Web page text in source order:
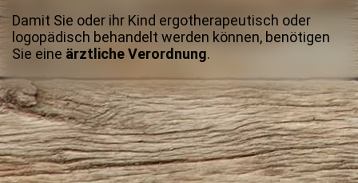
Damit Sie oder ihr Kind ergotherapeutisch oder
logopädisch behandelt werden können, benötigen
Sie eine ärztliche Verordnung.